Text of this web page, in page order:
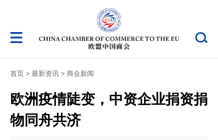
首页 > 最新资讯 > 商会新闻
欧洲疫情陡变，中资企业捐资捐
物同舟共济